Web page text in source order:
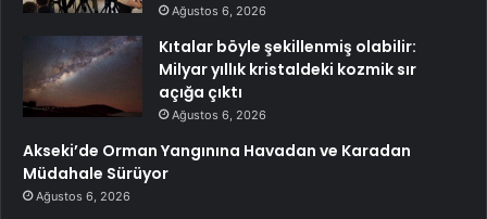
Ağustos 6, 2026
Kıtalar böyle şekillenmiş olabilir:
Milyar yıllık kristaldeki kozmik sır
açığa çıktı
Ağustos 6, 2026
Akseki’de Orman Yangınına Havadan ve Karadan
Müdahale Sürüyor
Ağustos 6, 2026